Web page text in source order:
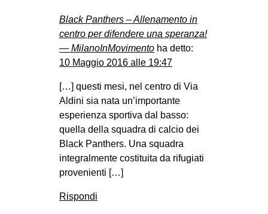
Black Panthers – Allenamento in
centro per difendere una speranza!
— MilanoInMovimento ha detto:
10 Maggio 2016 alle 19:47
[…] questi mesi, nel centro di Via
Aldini sia nata un’importante
esperienza sportiva dal basso:
quella della squadra di calcio dei
Black Panthers. Una squadra
integralmente costituita da rifugiati
provenienti […]
Rispondi